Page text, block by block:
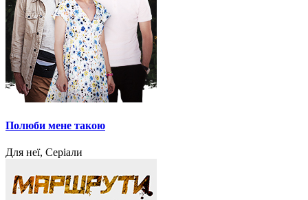
Полюби мене такою
Для неї, Серіали